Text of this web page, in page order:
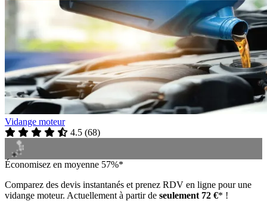
Vidange moteur
4.5 (68)
Économisez en moyenne 57%*
Comparez des devis instantanés et prenez RDV en ligne pour une
vidange moteur. Actuellement à partir de seulement 72 €* !